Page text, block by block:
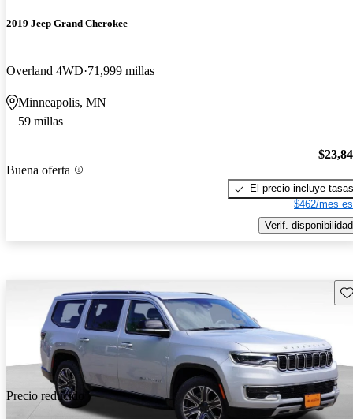
2019 Jeep Grand Cherokee
Overland 4WD 71,999 millas
Minneapolis, MN
59 millas
Buena oferta
El precio incluye tasas
$462/mes
Verif. disponibilidad
Precio reducido